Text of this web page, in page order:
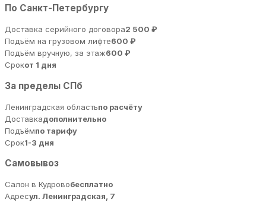
По Санкт-Петербургу
Доставка серийного договора2 500 ₽
Подъём на грузовом лифте600 ₽
Подъём вручную, за этаж600 ₽
Срокот 1 дня
За пределы СПб
Ленинградская областьпо расчёту
Доставкадополнительно
Подъёмпо тарифу
Срок1-3 дня
Самовывоз
Салон в Кудровобесплатно
Адресул. Ленинградская, 7